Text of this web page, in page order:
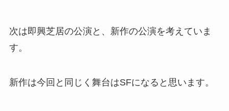
次は即興芝居の公演と、新作の公演を考えていま
す。
新作は今回と同じく舞台はSFになると思います。